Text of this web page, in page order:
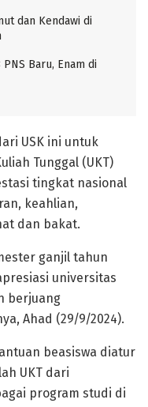
dan Kendawi di
Baru, Enam di
USK ini untuk
Tunggal (UKT)
tingkat nasional
keahlian,
dan bakat.
ganjil tahun
universitas
berjuang
Ahad (29/9/2024).
beasiswa diatur
UKT dari
program studi di